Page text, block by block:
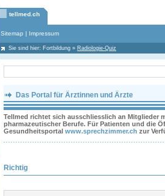
tellmed.ch
Sitemap | Impressum
Sie sind hier: Fortbildung » Radiologie-Quiz
Das Portal für Ärztinnen und Ärzte
Tellmed richtet sich ausschliesslich an Mitglieder
pharmazeutischer Berufe. Für Patienten und die
Gesundheitsportal www.sprechzimmer.ch zur
Richtig